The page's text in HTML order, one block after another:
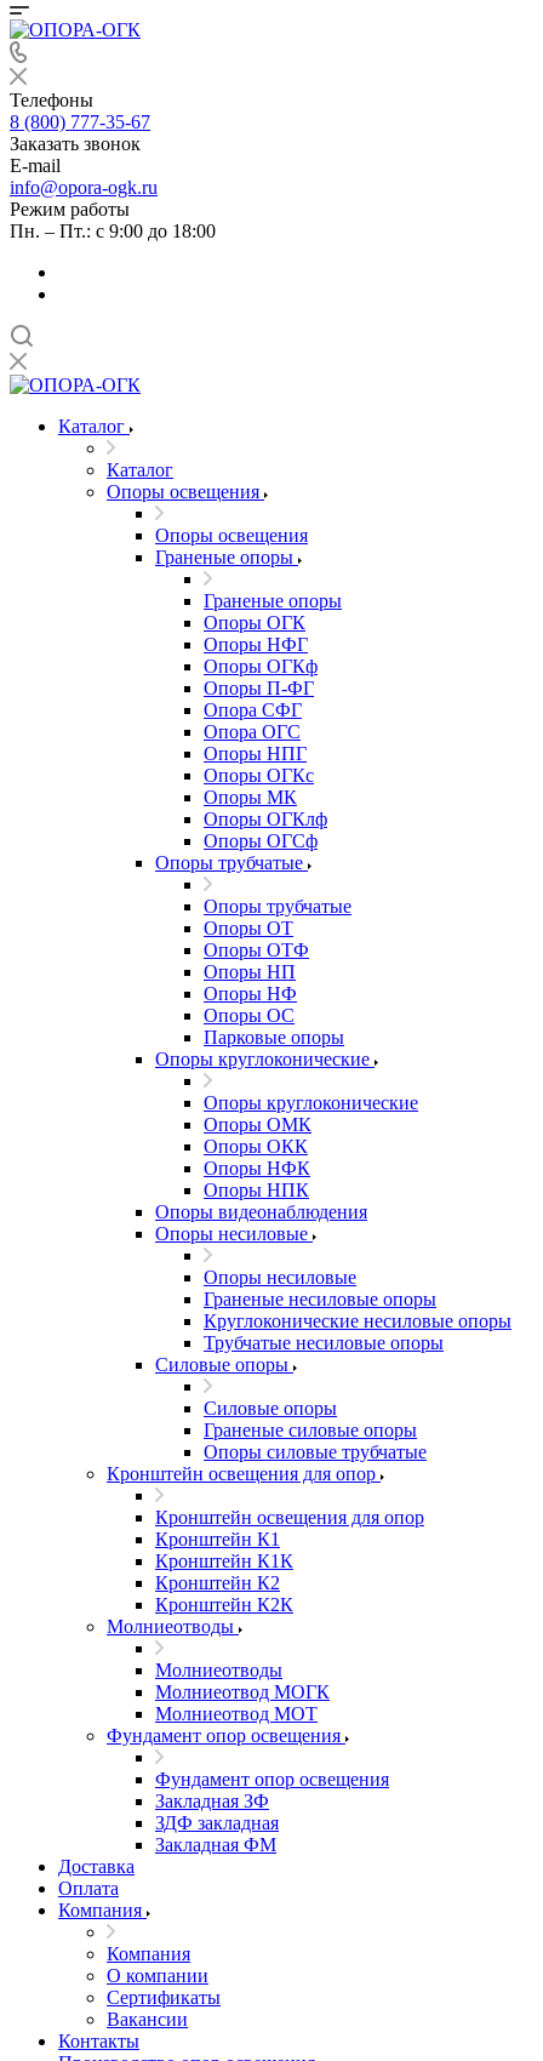
Телефоны
8 (800) 777-35-67
Заказать звонок
E-mail
info@opora-ogk.ru
Режим работы
Пн. – Пт.: с 9:00 до 18:00
Каталог
Каталог
Опоры освещения
Опоры освещения
Граненые опоры
Граненые опоры
Опоры ОГК
Опоры НФГ
Опоры ОГКф
Опоры П-ФГ
Опора СФГ
Опора ОГС
Опоры НПГ
Опоры ОГКс
Опоры МК
Опоры ОГКлф
Опоры ОГСф
Опоры трубчатые
Опоры трубчатые
Опоры ОТ
Опоры ОТФ
Опоры НП
Опоры НФ
Опоры ОС
Парковые опоры
Опоры круглоконические
Опоры круглоконические
Опоры ОМК
Опоры ОКК
Опоры НФК
Опоры НПК
Опоры видеонаблюдения
Опоры несиловые
Опоры несиловые
Граненые несиловые опоры
Круглоконические несиловые опоры
Трубчатые несиловые опоры
Силовые опоры
Силовые опоры
Граненые силовые опоры
Опоры силовые трубчатые
Кронштейн освещения для опор
Кронштейн освещения для опор
Кронштейн К1
Кронштейн К1К
Кронштейн К2
Кронштейн К2К
Молниеотводы
Молниеотводы
Молниеотвод МОГК
Молниеотвод МОТ
Фундамент опор освещения
Фундамент опор освещения
Закладная ЗФ
ЗДФ закладная
Закладная ФМ
Доставка
Оплата
Компания
Компания
О компании
Сертификаты
Вакансии
Контакты